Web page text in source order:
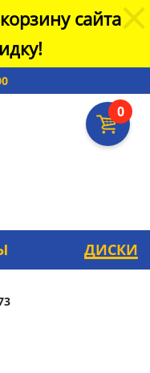
сайта
0
ДИСКИ